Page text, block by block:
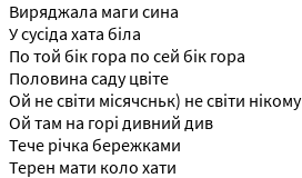
Виряджала маги сина
У сусіда хата біла
По той бік гора по сей бік гора
Половина саду цвіте
Ой не світи місячсньк) не світи нікому
Ой там на горі дивний див
Тече річка бережками
Терен мати коло хати